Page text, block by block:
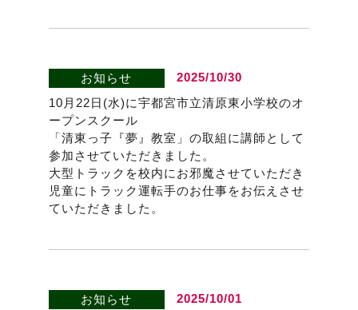
お知らせ
2025/10/30
10月22日(水)に宇都宮市立清原東小学校のオ
ープンスクール
「清東っ子『夢』教室」の取組に講師として
参加させていただきました。
大型トラックを校内にお邪魔させていただき
児童にトラック運転手のお仕事をお伝えさせ
ていただきました。
お知らせ
2025/10/01